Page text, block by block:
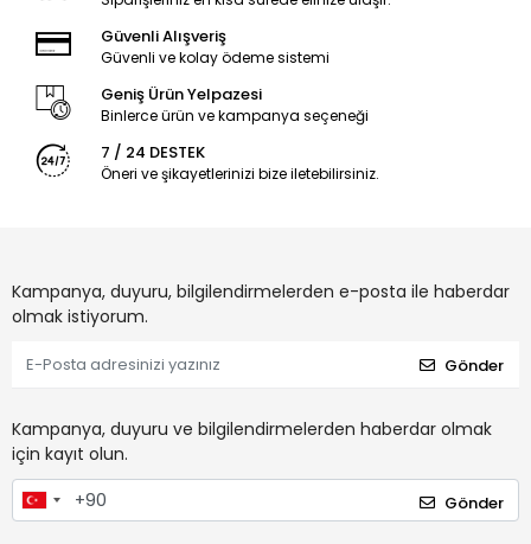
Güvenli Alışveriş
Güvenli ve kolay ödeme sistemi
Geniş Ürün Yelpazesi
Binlerce ürün ve kampanya seçeneği
7 / 24 DESTEK
Öneri ve şikayetlerinizi bize iletebilirsiniz.
Kampanya, duyuru, bilgilendirmelerden e-posta ile haberdar
olmak istiyorum.
Gönder
Kampanya, duyuru ve bilgilendirmelerden haberdar olmak
için kayıt olun.
Gönder